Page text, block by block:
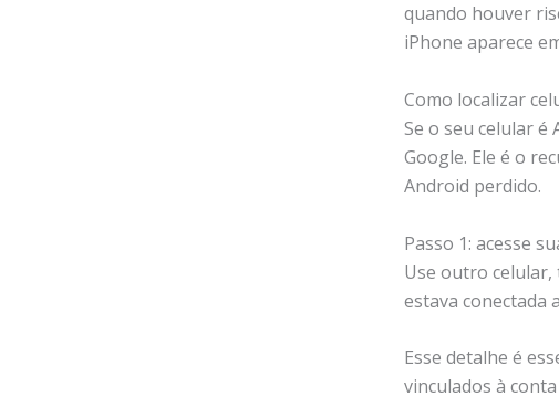
quando houver
iPhone aparece
Como localizar
Se o seu celular é
Google. Ele é o
Android perdido.
Passo 1: acesse
Use outro celular,
estava conectada
Esse detalhe é
vinculados à